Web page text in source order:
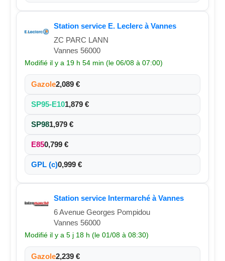
Station service E. Leclerc à Vannes
ZC PARC LANN
Vannes 56000
Modifié il y a 19 h 54 min (le 06/08 à 07:00)
Gazole2,089 €
SP95-E101,879 €
SP981,979 €
E850,799 €
GPL (c)0,999 €
Station service Intermarché à Vannes
6 Avenue Georges Pompidou
Vannes 56000
Modifié il y a 5 j 18 h (le 01/08 à 08:30)
Gazole2,239 €